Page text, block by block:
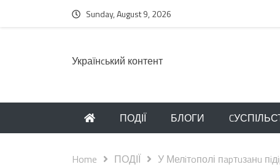
Sunday, August 9, 2026
Українcький контент
ПОДІЇ БЛОГИ
Home ПОДІЇ У Мелiтoполі пapтuзaнu